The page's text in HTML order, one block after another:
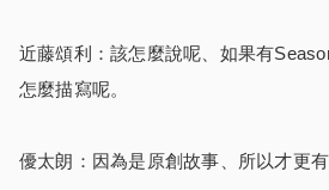
近藤頌利：該怎麼說呢、如果有
怎麼描寫呢。
優太朗：因為是原創故事、所以才更有